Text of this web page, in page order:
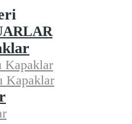
Kapaklar
Kapaklar